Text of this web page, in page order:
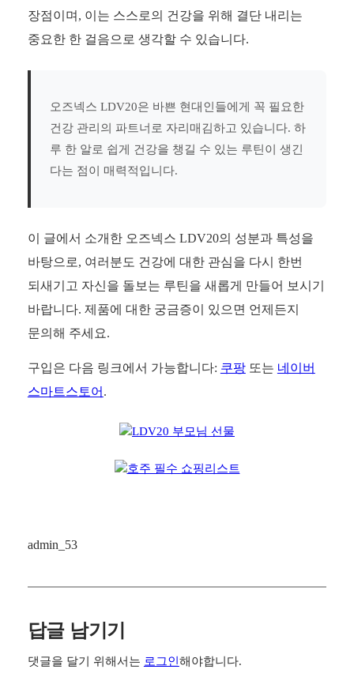
장점이며, 이는 스스로의 건강을 위해 결단 내리는
중요한 한 걸음으로 생각할 수 있습니다.
오즈넥스 LDV20은 바쁜 현대인들에게 꼭 필요한
건강 관리의 파트너로 자리매김하고 있습니다. 하
루 한 알로 쉽게 건강을 챙길 수 있는 루틴이 생긴
다는 점이 매력적입니다.
이 글에서 소개한 오즈넥스 LDV20의 성분과 특성을
바탕으로, 여러분도 건강에 대한 관심을 다시 한번
되새기고 자신을 돌보는 루틴을 새롭게 만들어 보시기
바랍니다. 제품에 대한 궁금증이 있으면 언제든지
문의해 주세요.
구입은 다음 링크에서 가능합니다: 쿠팡또는 네이버
스마트스토어 .
admin_53
답글 남기기
댓글을 달기 위해서는 로그인 해야합니다.